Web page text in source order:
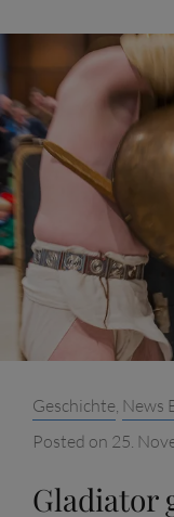
Categories:
Geschichte, News
Posted on 25.
Gladiator